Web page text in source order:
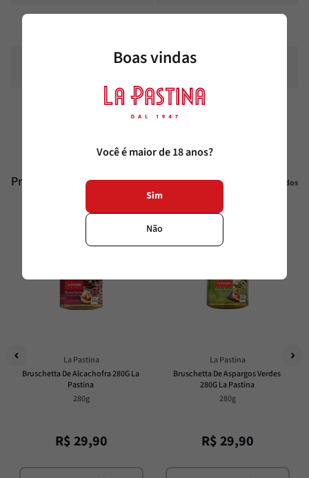
758 mg
32%
Produtos similares Veja todos
La Pastina
Bruschetta De Alcachofra 280G La
Pastina
280g
R$29,90
La Pastina
Bruschetta De Aspargos Verdes
280G La Pastina
280g
R$29,90
Boas vindas
Você é maior de 18 anos?
Sim
Não